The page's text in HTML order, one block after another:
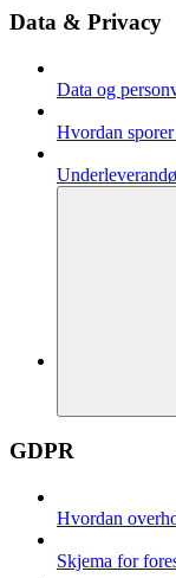
Data & Privacy
Data og
Hvordan
GDPR
Hvordan
Skjema for